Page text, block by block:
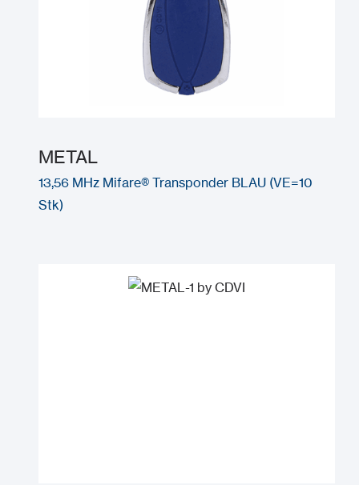
METAL
13,56 MHz Mifare® Transponder BLAU (VE=10
Stk)